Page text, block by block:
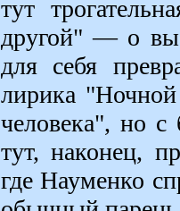
тут
другой" — о
для себя
лирика "Ночной
человека", но
тут, наконец,
где Науменко